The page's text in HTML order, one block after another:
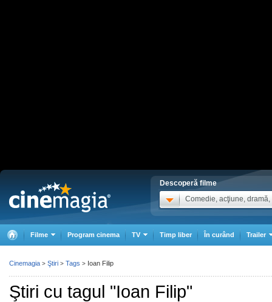
Descoperă filme
Comedie, acţiune, dramă,
Filme Program cinema TV Timp liber În curând Trailer
Ştiri cu tagul "Ioan Filip"
Cinemagia > Ştiri > Tags > Ioan Filip